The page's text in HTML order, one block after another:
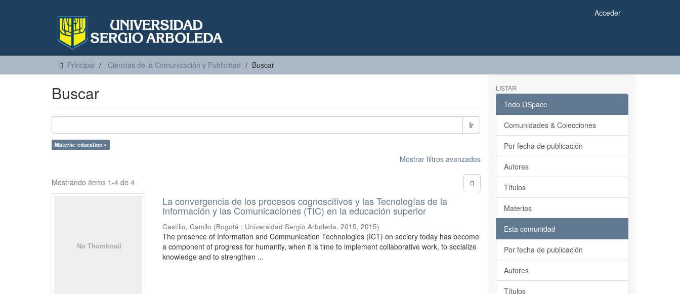
Acceder
Principal Ciencias de la Comunicación y Publicidad Buscar
Buscar
Ir
Materia: education ×
Mostrar filtros avanzados
Mostrando ítems 1-4 de 4
La convergencia de los procesos cognoscitivos y las Tecnologías de la
Información y las Comunicaciones (TIC) en la educación superior
Castillo, Camilo (Bogotá : Universidad Sergio Arboleda, 2015,2015)
The presence of Information and Communication Technologies (ICT) on sociery today has become
a component of progress for humanity, when it is time to implement collaborative work, to socialize
knowledge and to strengthen ...
LISTAR
Todo DSpace
Comunidades & Colecciones
Por fecha de publicación
Autores
Títulos
Materias
Esta comunidad
Por fecha de publicación
Autores
Títulos